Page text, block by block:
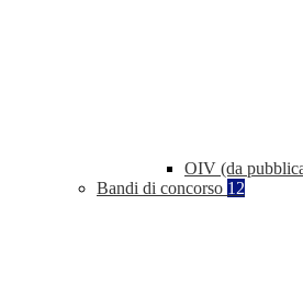
OIV (da
Bandi di concorso 12